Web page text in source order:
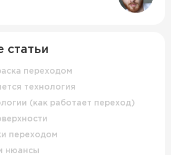
статьи
переходом
технология
(как работает переход)
переходом
нюансы